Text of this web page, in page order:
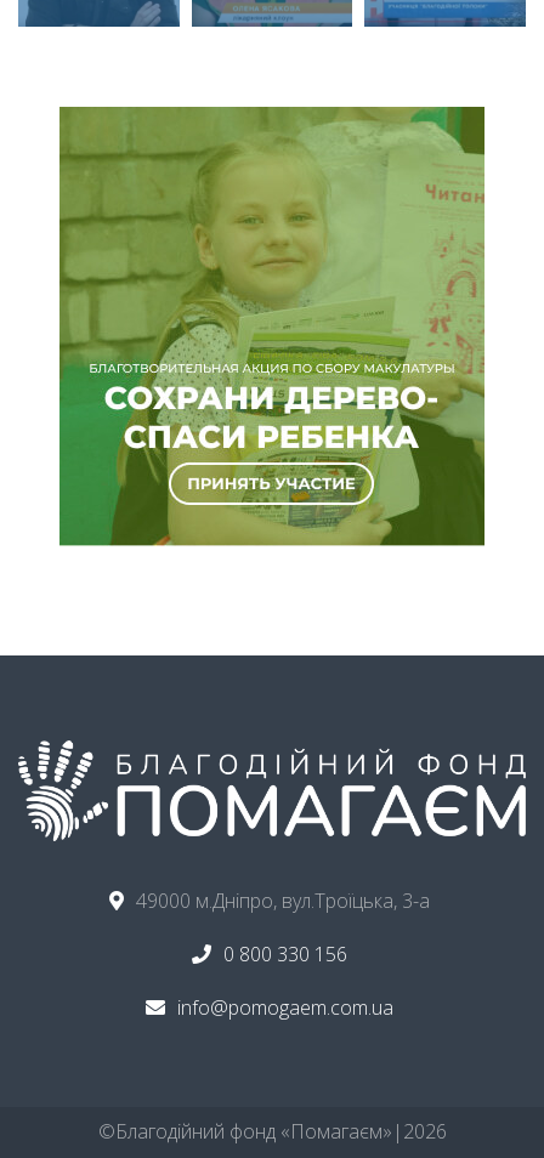
49000 м.Дніпро, вул.Троїцька, 3-а
0 800 330 156
info@pomogaem.com.ua
©ㅤБлагодійний фонд «Помагаєм»ㅤ|ㅤ 2026